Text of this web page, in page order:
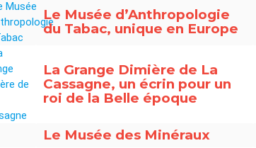
Le Musée d’Anthropologie
du Tabac, unique en Europe
La Grange Dimière de La
Cassagne, un écrin pour un
roi de la Belle époque
Le Musée des Minéraux